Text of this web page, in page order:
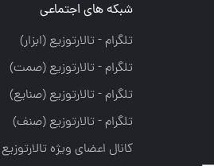
شبکه های اجتماعی
تلگرام - تالارتوزيع (ابزار)
تلگرام - تالارتوزيع (صمت)
تلگرام - تالارتوزيع (صنايع)
تلگرام - تالارتوزیع (صنف)
کانال اعضای ویژه تالارتوزیع